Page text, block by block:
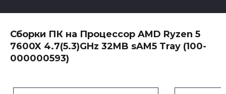
Сборки ПК на Процессор AMD Ryzen 5
7600X 4.7(5.3)GHz 32MB sAM5 Tray (100-
000000593)